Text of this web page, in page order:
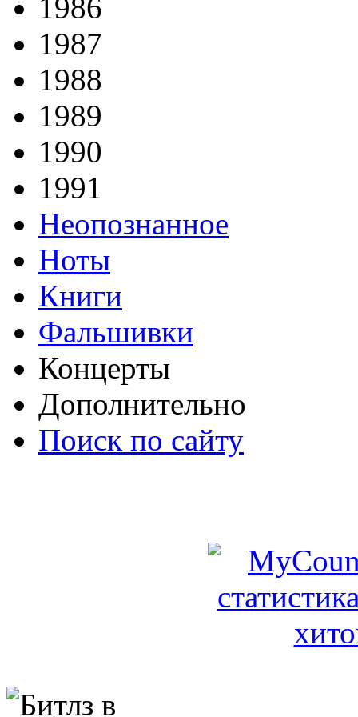
1986
1987
1988
1989
1990
1991
Неопознанное
Ноты
Книги
Фальшивки
Концерты
Дополнительно
Поиск по сайту